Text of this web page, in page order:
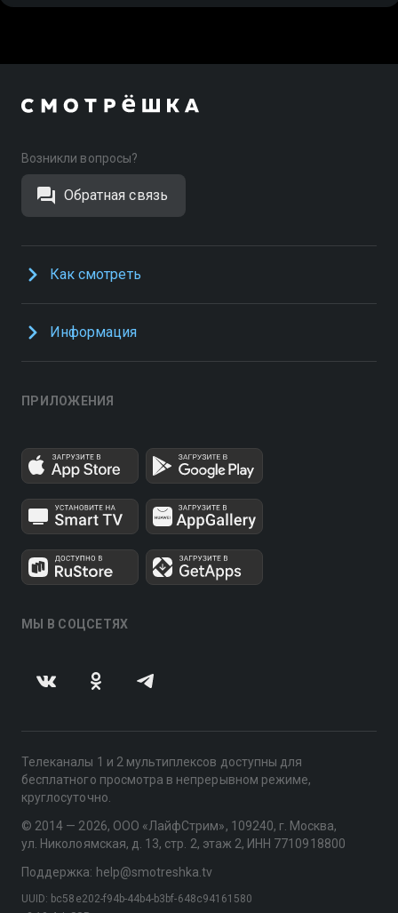
Возникли вопросы?
Обратная связь
Как смотреть
Информация
ПРИЛОЖЕНИЯ
МЫ В СОЦСЕТЯХ
Телеканалы 1 и 2 мультиплексов доступны для
бесплатного просмотра в непрерывном режиме,
круглосуточно.
© 2014 — 2026, ООО «ЛайфСтрим», 109240, г. Москва,
ул. Николоямская, д. 13, стр. 2, этаж 2, ИНН 7710918800
Поддержка: help@smotreshka.tv
UUID: bc58e202-f94b-44b4-b3bf-648c94161580